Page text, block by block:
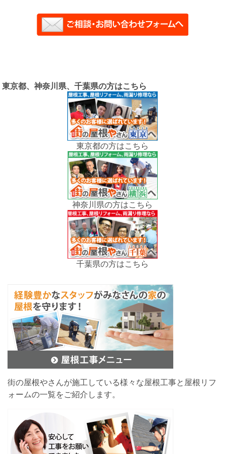
東京都、神奈川県、千葉県の方はこちら
東京都の方はこちら
神奈川県の方はこちら
千葉県の方はこちら
街の屋根やさんが施工している様々な屋根工事と屋根リフ
ォームの一覧をご紹介します。